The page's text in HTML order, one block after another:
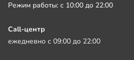
Режим работы: с 10:00 до 22:00
Call-центр
ежедневно с 09:00 до 22:00